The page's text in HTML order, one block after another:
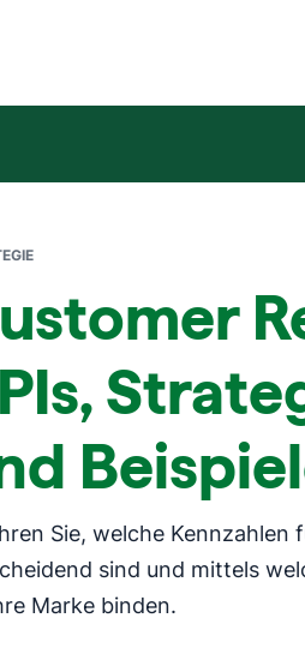
Sie, welche Kennzahlen
sind und mittels
Marke binden.